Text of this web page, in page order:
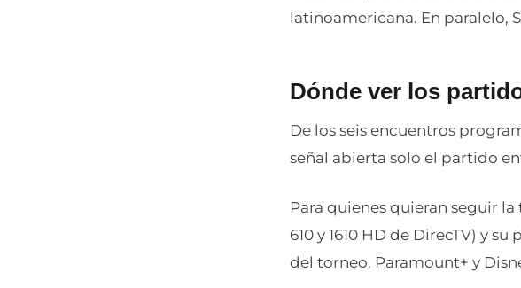
latinoamericana. En paralelo,
Dónde ver los
De los seis encuentros
señal abierta solo el partido
Para quienes quieran seguir
610 y 1610 HD de DirecTV) y
del torneo. Paramount+ y